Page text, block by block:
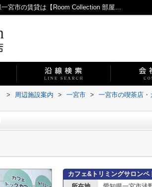
カフェ&トリミングサロンペトコ(Petco)情報ページ｜愛知県一宮市の賃貸は【Room Collection 部屋コレ一宮店】
> 周辺施設案内 > 一宮市 > 一宮市の喫茶店・
カフェ&トリミングサロン